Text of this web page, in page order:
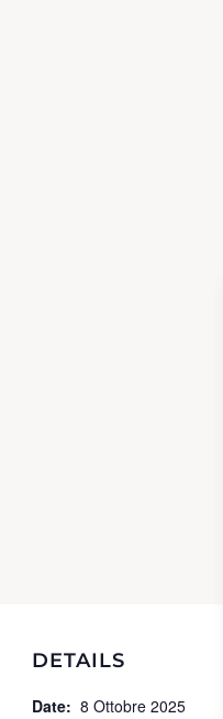
DETAILS
Date: 8 Ottobre 2025